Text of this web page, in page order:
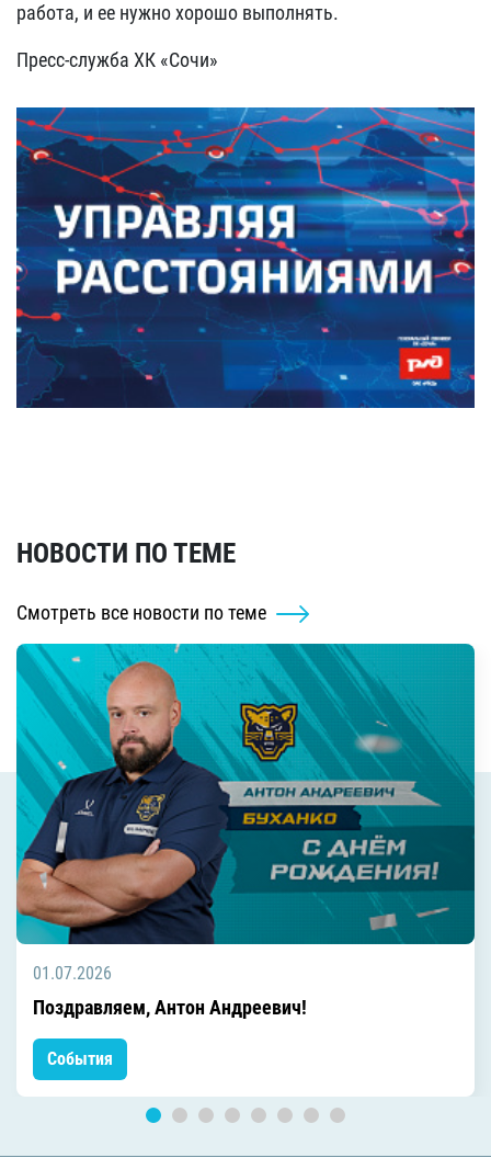
работа, и ее нужно хорошо выполнять.
Пресс-служба ХК «Сочи»
НОВОСТИ ПО ТЕМЕ
Смотреть все новости по теме
01.07.2026
Поздравляем, Антон Андреевич!
События